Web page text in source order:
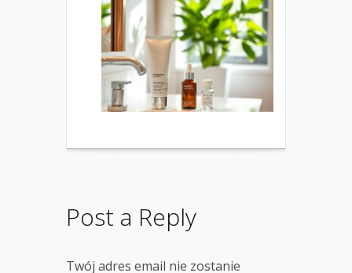
Post a Reply
Twój adres email nie zostanie